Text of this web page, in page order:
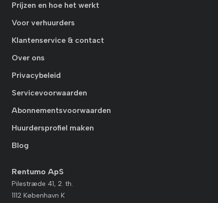
Prijzen en hoe het werkt
Voor verhuurders
Klantenservice & contact
Over ons
Privacybeleid
Servicevoorwaarden
Abonnementsvoorwaarden
Huurdersprofiel maken
Blog
Rentumo ApS
Pilestræde 41, 2. th.
1112 København K